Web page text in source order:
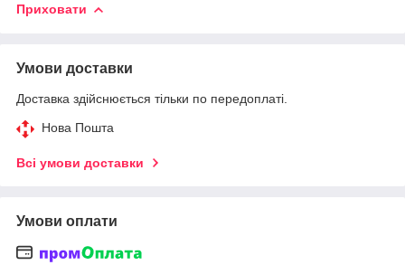
Приховати
Умови доставки
Доставка здійснюється тільки по передоплаті.
Нова Пошта
Всі умови доставки
Умови оплати